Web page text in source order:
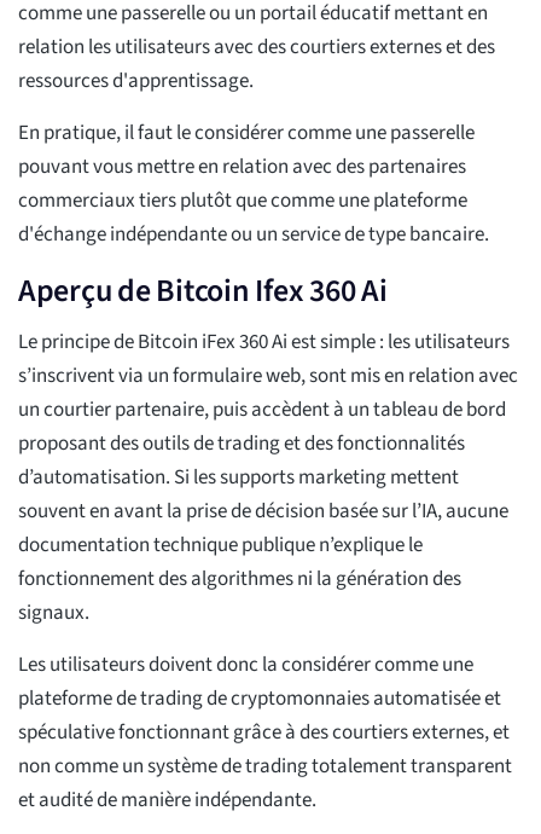
comme une passerelle ou un portail éducatif mettant en
relation les utilisateurs avec des courtiers externes et des
ressources d'apprentissage.
En pratique, il faut le considérer comme une passerelle
pouvant vous mettre en relation avec des partenaires
commerciaux tiers plutôt que comme une plateforme
d'échange indépendante ou un service de type bancaire.
Aperçu de Bitcoin Ifex 360 Ai
Le principe de Bitcoin iFex 360 Ai est simple : les utilisateurs
s’inscrivent via un formulaire web, sont mis en relation avec
un courtier partenaire, puis accèdent à un tableau de bord
proposant des outils de trading et des fonctionnalités
d’automatisation. Si les supports marketing mettent
souvent en avant la prise de décision basée sur l’IA, aucune
documentation technique publique n’explique le
fonctionnement des algorithmes ni la génération des
signaux.
Les utilisateurs doivent donc la considérer comme une
plateforme de trading de cryptomonnaies automatisée et
spéculative fonctionnant grâce à des courtiers externes, et
non comme un système de trading totalement transparent
et audité de manière indépendante.